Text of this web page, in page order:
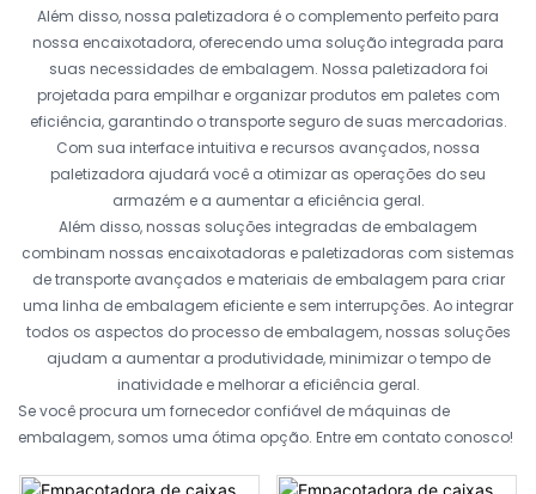
Além disso, nossa paletizadora é o complemento perfeito para
nossa encaixotadora, oferecendo uma solução integrada para
suas necessidades de embalagem. Nossa paletizadora foi
projetada para empilhar e organizar produtos em paletes com
eficiência, garantindo o transporte seguro de suas mercadorias.
Com sua interface intuitiva e recursos avançados, nossa
paletizadora ajudará você a otimizar as operações do seu
armazém e a aumentar a eficiência geral.
Além disso, nossas soluções integradas de embalagem
combinam nossas encaixotadoras e paletizadoras com sistemas
de transporte avançados e materiais de embalagem para criar
uma linha de embalagem eficiente e sem interrupções. Ao integrar
todos os aspectos do processo de embalagem, nossas soluções
ajudam a aumentar a produtividade, minimizar o tempo de
inatividade e melhorar a eficiência geral.
Se você procura um fornecedor confiável de máquinas de
embalagem, somos uma ótima opção. Entre em contato conosco!